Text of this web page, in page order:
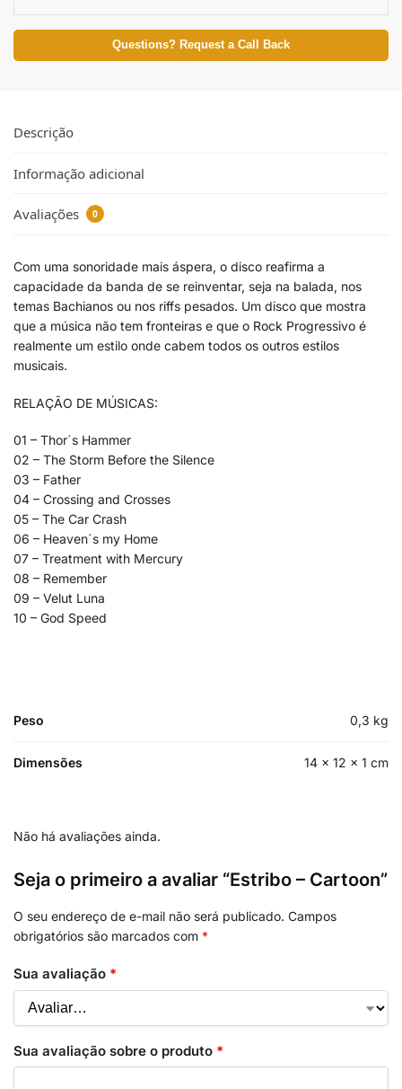
Questions? Request a Call Back
Descrição
Informação adicional
Avaliações 0
Com uma sonoridade mais áspera, o disco reafirma a
capacidade da banda de se reinventar, seja na balada, nos
temas Bachianos ou nos riffs pesados. Um disco que mostra
que a música não tem fronteiras e que o Rock Progressivo é
realmente um estilo onde cabem todos os outros estilos
musicais.
RELAÇÃO DE MÚSICAS:
01 – Thor´s Hammer
02 – The Storm Before the Silence
03 – Father
04 – Crossing and Crosses
05 – The Car Crash
06 – Heaven´s my Home
07 – Treatment with Mercury
08 – Remember
09 – Velut Luna
10 – God Speed
Peso 0,3 kg
Dimensões 14 × 12 × 1 cm
Não há avaliações ainda.
Seja o primeiro a avaliar “Estribo – Cartoon”
O seu endereço de e-mail não será publicado. Campos
obrigatórios são marcados com *
Sua avaliação *
Sua avaliação sobre o produto *